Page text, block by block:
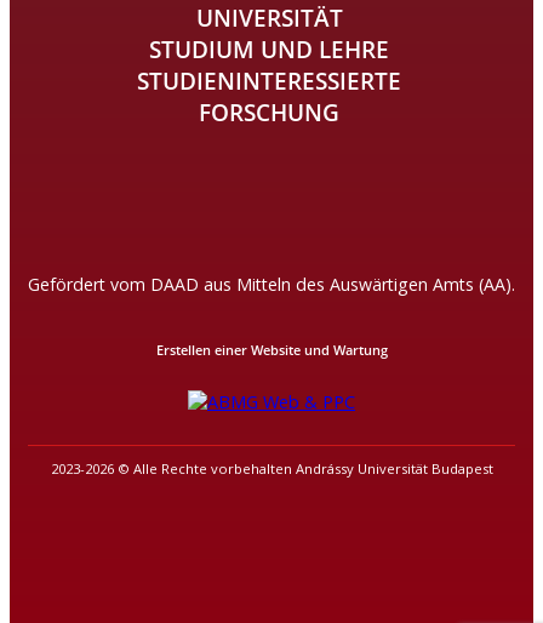
UNIVERSITÄT
STUDIUM UND LEHRE
STUDIENINTERESSIERTE
FORSCHUNG
Gefördert vom DAAD aus Mitteln des Auswärtigen Amts (AA).
2023-2026 © Alle Rechte vorbehalten Andrássy Universität Budapest
Erstellen einer Website und Wartung